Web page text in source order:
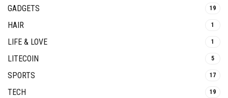
GADGETS 19
HAIR 1
LIFE & LOVE 1
LITECOIN 5
SPORTS 17
TECH 19